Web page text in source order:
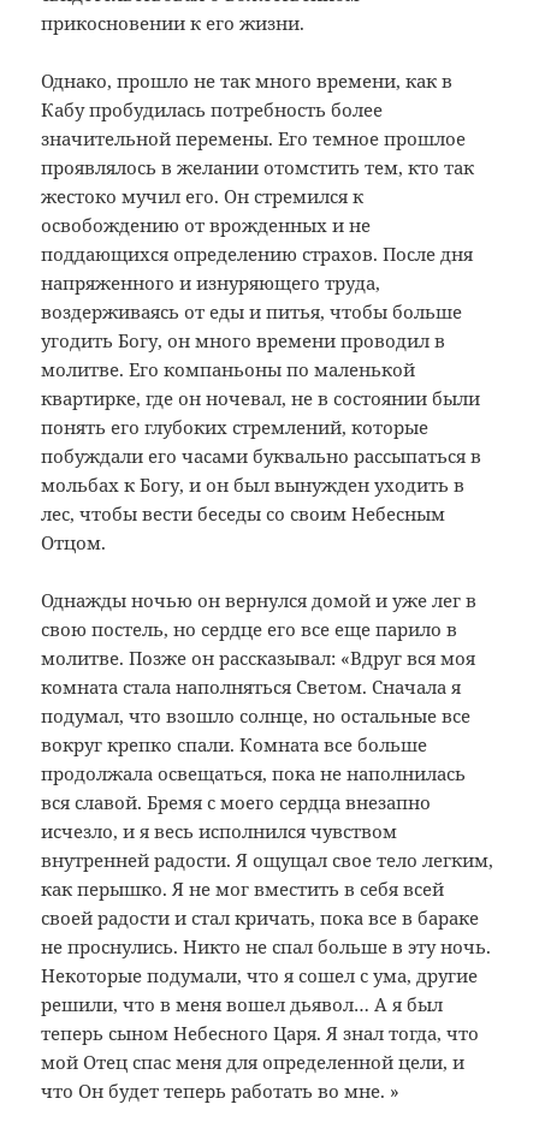
прикосновении к его жизни.
Однако, прошло не так много времени, как в
Кабу пробудилась потребность более
значительной перемены. Его темное прошлое
проявлялось в желании отомстить тем, кто так
жестоко мучил его. Он стремился к
освобождению от врожденных и не
поддающихся определению страхов. После дня
напряженного и изнуряющего труда,
воздерживаясь от еды и питья, чтобы больше
угодить Богу, он много времени проводил в
молитве. Его компаньоны по маленькой
квартирке, где он ночевал, не в состоянии были
понять его глубоких стремлений, которые
побуждали его часами буквально рассыпаться в
мольбах к Богу, и он был вынужден уходить в
лес, чтобы вести беседы со своим Небесным
Отцом.
Однажды ночью он вернулся домой и уже лег в
свою постель, но сердце его все еще парило в
молитве. Позже он рассказывал: «Вдруг вся моя
комната стала наполняться Светом. Сначала я
подумал, что взошло солнце, но остальные все
вокруг крепко спали. Комната все больше
продолжала освещаться, пока не наполнилась
вся славой. Бремя с моего сердца внезапно
исчезло, и я весь исполнился чувством
внутренней радости. Я ощущал свое тело легким,
как перышко. Я не мог вместить в себя всей
своей радости и стал кричать, пока все в бараке
не проснулись. Никто не спал больше в эту ночь.
Некоторые подумали, что я сошел с ума, другие
решили, что в меня вошел дьявол… А я был
теперь сыном Небесного Царя. Я знал тогда, что
мой Отец спас меня для определенной цели, и
что Он будет теперь работать во мне. »